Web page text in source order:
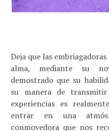
Deja que las embriagadoras
alma, mediante su
demostrado que su
su manera de
experiencias es
entrar en una
conmovedora que nos